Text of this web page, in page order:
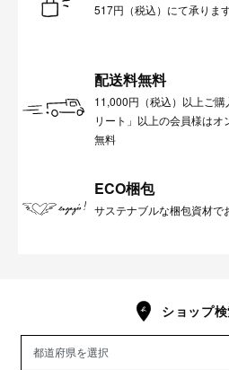
517円（税込）にて承りま
配送料無料
11,000円（税込）以上ご
リート」以上の会員様は
無料
ECO梱包
サステナブルな梱包資材で
ショップ